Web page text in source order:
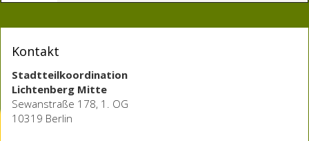
Kontakt
Stadtteilkoordination
Lichtenberg Mitte
Sewanstraße 178, 1. OG
10319 Berlin